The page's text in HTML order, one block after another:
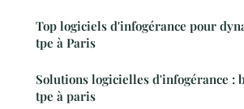
Top logiciels d'infogérance pour
tpe à Paris
Solutions logicielles d'infogérance :
tpe à paris